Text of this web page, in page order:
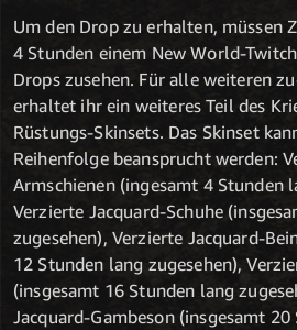
Um den Drop zu erhalten, müssen
4 Stunden einem New World-
Drops zusehen. Für alle weiteren
erhaltet ihr ein weiteres Teil des
Rüstungs-Skinsets. Das Skinset
Reihenfolge beansprucht werden:
Armschienen (ingesamt 4 Stunden
Verzierte Jacquard-Schuhe
zugesehen), Verzierte Jacquard-
12 Stunden lang zugesehen),
(insgesamt 16 Stunden lang
Jacquard-Gambeson (insgesamt